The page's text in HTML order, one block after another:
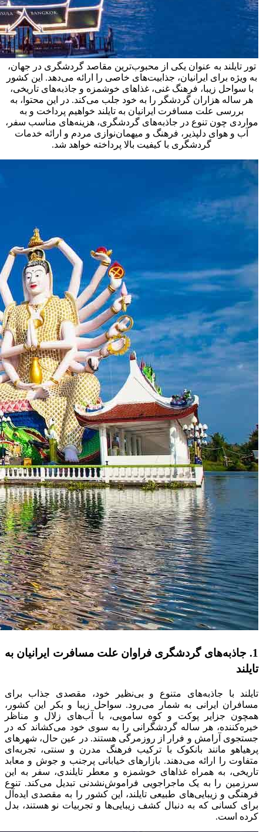
تور تایلند به عنوان یکی از محبوب‌ترین مقاصد گردشگری در جهان،
به ویژه برای ایرانیان، جذابیت‌های خاصی را ارائه می‌دهد. این کشور
با سواحل زیبا، فرهنگ غنی، غذاهای خوشمزه و جاذبه‌های تاریخی،
هر ساله هزاران گردشگر را به خود جلب می‌کند. در این محتوا، به
بررسی علت مسافرت ایرانیان به تایلند خواهیم پرداخت و به
مواردی چون تنوع در جاذبه‌های گردشگری، هزینه‌های مناسب سفر،
آب و هوای دلپذیر، فرهنگ و میهمان‌نوازی مردم و ارائه خدمات
گردشگری با کیفیت بالا پرداخته خواهد شد.
1. جاذبه‌های گردشگری فراوان علت مسافرت ایرانیان به
تایلند
تایلند با جاذبه‌های متنوع و بی‌نظیر خود، مقصدی جذاب برای
مسافران ایرانی به شمار می‌رود. سواحل زیبا و بکر این کشور،
همچون جزایر پوکت و کوه سامویی، با آب‌های زلال و مناظر
خیره‌کننده، هر ساله گردشگرانی را به سوی خود می‌کشاند که در
جستجوی آرامش و فرار از روزمرگی هستند. در عین حال، شهرهای
پرهیاهو مانند بانکوک با ترکیب فرهنگ مدرن و سنتی، تجربه‌ای
متفاوت را ارائه می‌دهند. بازارهای خیابانی پرجنب و جوش و معابد
تاریخی، به همراه غذاهای خوشمزه و معطر تایلندی، سفر به این
سرزمین را به یک ماجراجویی فراموش‌نشدنی تبدیل می‌کند. تنوع
فرهنگی و زیبایی‌های طبیعی تایلند، این کشور را به مقصدی ایده‌آل
برای کسانی که به دنبال کشف زیبایی‌ها و تجربیات نو هستند، بدل
کرده است.